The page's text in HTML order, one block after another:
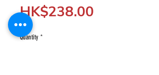
HK$238.00
Quantity *